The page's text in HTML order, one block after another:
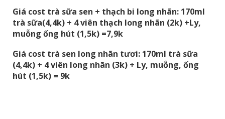
Giá cost trà sữa sen + thạch bi long nhãn: 170ml
trà sữa(4,4k) + 4 viên thạch long nhãn (2k) +Ly,
muỗng ống hút (1,5k) =7,9k
Giá cost trà sen long nhãn tươi: 170ml trà sữa
(4,4k) + 4 viên long nhãn (3k) + Ly, muỗng, ống
hút (1,5k) = 9k